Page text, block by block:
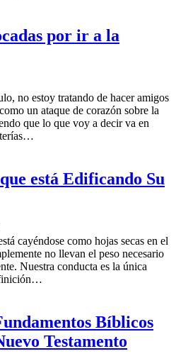
por ir a la
no estoy tratando de hacer amigos
un ataque de corazón sobre la
que lo que voy a decir va en
está Edificando Su
cayéndose como hojas secas en el
no llevan el peso necesario
Nuestra conducta es la única
Bíblicos
Testamento